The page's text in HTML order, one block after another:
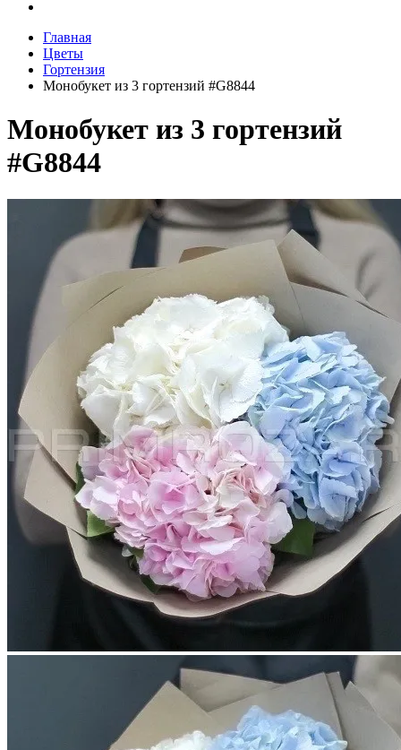
Главная
Цветы
Гортензия
Монобукет из 3 гортензий #G8844
Монобукет из 3 гортензий
#G8844